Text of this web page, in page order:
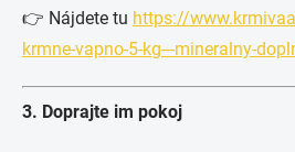
👉 Nájdete tu https://
krmne-vapno-5-kg---mineralny-
3. Doprajte im pokoj